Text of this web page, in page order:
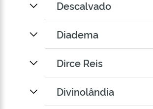
Descalvado
Diadema
Dirce Reis
Divinolândia